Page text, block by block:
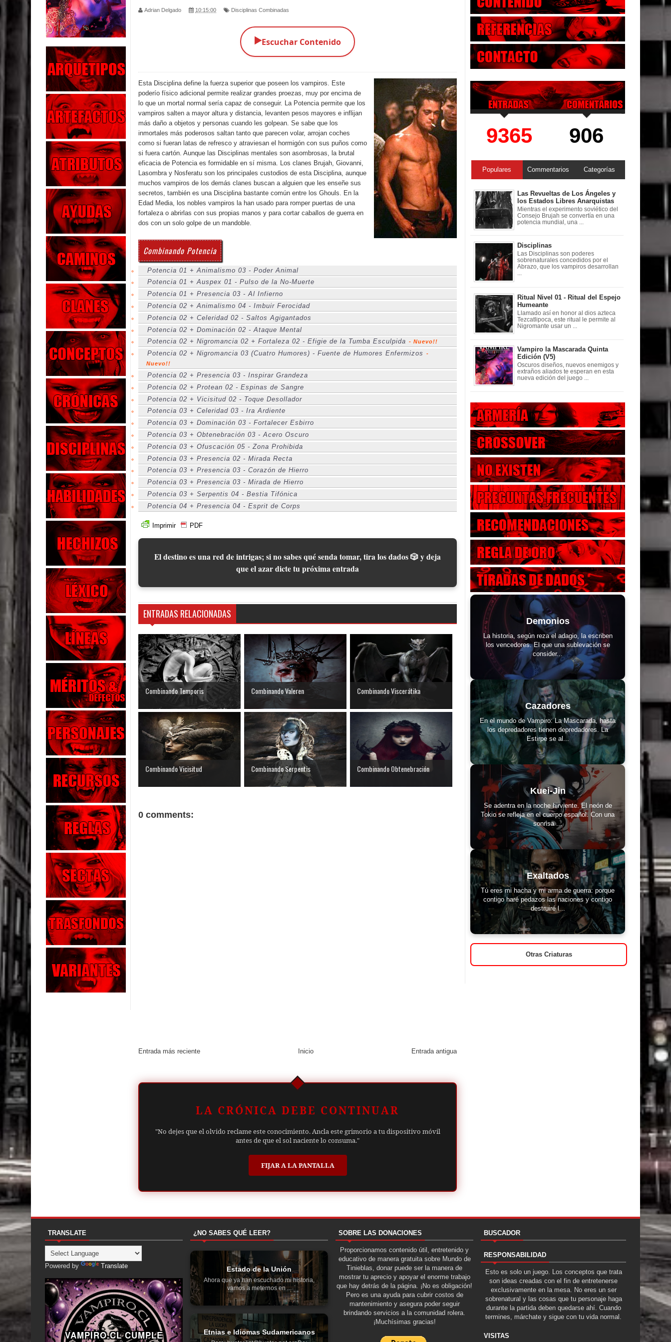
Exaltados y Muertos Vivientes
Los Muertos se Levantan (Relato)
Los Monstruos más Buscados
Alma
El Destructor
El Buscador
El Pueblo Protegido
Parte 05: Sitiados
Parte 04: Se Descubre el Pastel
Adrian Delgado 10:15:00 Disciplinas Combinadas
▶️Escuchar Contenido
Esta Disciplina define la fuerza superior que poseen los vampiros. Este
poderío físico adicional permite realizar grandes proezas, muy por encima de
lo que un mortal normal sería capaz de conseguir. La Potencia permite que los
vampiros salten a mayor altura y distancia, levanten pesos mayores e inflijan
más daño a objetos y personas cuando les golpean. Se sabe que los
inmortales más poderosos saltan tanto que parecen volar, arrojan coches
como si fueran latas de refresco y atraviesan el hormigón con sus puños como
si fuera cartón. Aunque las Disciplinas mentales son asombrosas, la brutal
eficacia de Potencia es formidable en sí misma. Los clanes Brujah, Giovanni,
Lasombra y Nosferatu son los principales custodios de esta Disciplina, aunque
muchos vampiros de los demás clanes buscan a alguien que les enseñe sus
secretos, también es una Disciplina bastante común entre los Ghouls. En la
Edad Media, los nobles vampiros la han usado para romper puertas de una
fortaleza o abrirlas con sus propias manos y para cortar caballos de guerra en
dos con un solo golpe de un mandoble.
Combinando Potencia
Potencia 01 + Animalismo 03 - Poder Animal
Potencia 01 + Auspex 01 - Pulso de la No-Muerte
Potencia 01 + Presencia 03 - Al Infierno
Potencia 02 + Animalismo 04 - Imbuir Ferocidad
Potencia 02 + Celeridad 02 - Saltos Agigantados
Potencia 02 + Dominación 02 - Ataque Mental
Potencia 02 + Nigromancia 02 + Fortaleza 02 - Efigie de la Tumba Esculpida - Nuevo!!
Potencia 02 + Nigromancia 03 (Cuatro Humores) - Fuente de Humores Enfermizos
-
Nuevo!!
Potencia 02 + Presencia 03 - Inspirar Grandeza
Potencia 02 + Protean 02 - Espinas de Sangre
Potencia 02 + Vicisitud 02 - Toque Desollador
Potencia 03 + Celeridad 03 - Ira Ardiente
Potencia 03 + Dominación 03 - Fortalecer Esbirro
Potencia 03 + Obtenebración 03 - Acero Oscuro
Potencia 03 + Ofuscación 05 - Zona Prohibida
Potencia 03 + Presencia 02 - Mirada Recta
Potencia 03 + Presencia 03 - Corazón de Hierro
Potencia 03 + Presencia 03 - Mirada de Hierro
Potencia 03 + Serpentis 04 - Bestia Tifónica
Potencia 04 + Presencia 04 - Esprit de Corps
Imprimir PDF
El destino es una red de intrigas; si no sabes qué senda tomar, tira los dados 🎲 y deja
que el azar dicte tu próxima entrada
ENTRADAS RELACIONADAS
Combinando Temporis Combinando Valeren Combinando Viscerátika
Combinando Vicisitud Combinando Serpentis Combinando Obtenebración
0 comments:
Entrada más reciente Entrada antigua
Inicio
LA CRÓNICA DEBE CONTINUAR
"No dejes que el olvido reclame este conocimiento. Ancla este grimorio a tu dispositivo móvil
antes de que el sol naciente lo consuma."
FIJAR A LA PANTALLA
9365 906
Populares Commentarios Categorías
Las Revueltas de Los Ángeles y
los Estados Libres Anarquistas
Mientras el experimento soviético del
Consejo Brujah se convertía en una
potencia mundial, una ...
Disciplinas
Las Disciplinas son poderes
sobrenaturales concedidos por el
Abrazo, que los vampiros desarrollan
Ritual Nivel 01 - Ritual del Espejo
Humeante
Llamado así en honor al dios azteca
Tezcatlipoca, este ritual le permite al
Nigromante usar un ...
Vampiro la Mascarada Quinta
Edición (V5)
Oscuros diseños, nuevos enemigos y
extraños aliados te esperan en esta
nueva edición del juego ...
Demonios
La historia, según reza el adagio, la escriben
los vencedores. El que una sublevación se
consider...
Cazadores
En el mundo de Vampiro: La Mascarada, hasta
los depredadores tienen depredadores. La
Estirpe se al...
Kuei-Jin
Se adentra en la noche hirviente. El neón de
Tokio se refleja en el cuerpo español. Con una
sonrisa ...
Exaltados
Tú eres mi hacha y mi arma de guerra: porque
contigo haré pedazos las naciones y contigo
destruiré l...
Otras Criaturas
TRANSLATE
Powered by Translate
VAMPIRO.CL CUMPLE
¿NO SABES QUÉ LEER?
Estado de la Unión
Ahora que ya han escuchado mi historia,
vamos a meternos en ...
Etnias e Idiomas Sudamericanos
SOBRE LAS DONACIONES
Proporcionamos contenido útil, entretenido y
educativo de manera gratuita sobre Mundo de
Tinieblas, donar puede ser la manera de
mostrar tu aprecio y apoyar el enorme trabajo
que hay detrás de la página. ¡No es obligación!
Pero es una ayuda para cubrir costos de
mantenimiento y asegura poder seguir
brindando servicios a la comunidad rolera.
¡Muchísimas gracias!
BUSCADOR
RESPONSABILIDAD
Esto es solo un juego. Los conceptos que trata
son ideas creadas con el fin de entretenerse
exclusivamente en la mesa. No eres un ser
sobrenatural y las cosas que tu personaje haga
durante la partida deben quedarse ahí. Cuando
termines, márchate y sigue con tu vida normal.
VISITAS